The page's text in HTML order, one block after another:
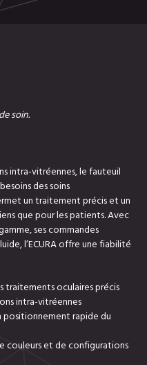
soin.
intra-vitréennes, le fauteuil
des soins
un traitement précis et un
que pour les patients. Avec
ses commandes
l’ECURA offre une fiabilité
oculaires précis
intra-vitréennes
positionnement rapide du
couleurs et de configurations